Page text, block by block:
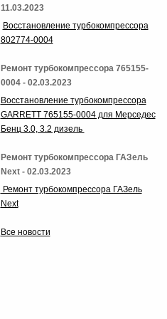
11.03.2023
Восстановление турбокомпрессора
802774-0004
Ремонт турбокомпрессора 765155-
0004 - 02.03.2023
Восстановление турбокомпрессора
GARRETT 765155-0004 для Мерседес
Бенц 3.0, 3.2 дизель
Ремонт турбокомпрессора ГАЗель
Next - 02.03.2023
Ремонт турбокомпрессора ГАЗель
Next
Все новости